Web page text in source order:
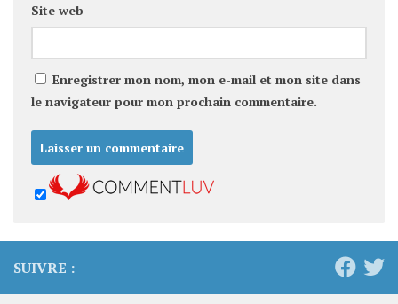
Site web
Enregistrer mon nom, mon e-mail et mon site dans
le navigateur pour mon prochain commentaire.
SUIVRE :